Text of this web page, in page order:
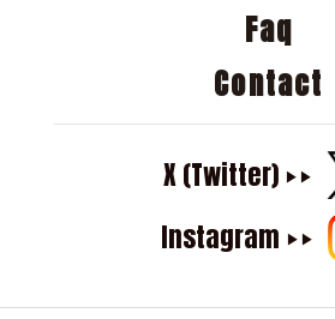
Faq
Contact
X (Twitter) ▶▶
Instagram ▶▶